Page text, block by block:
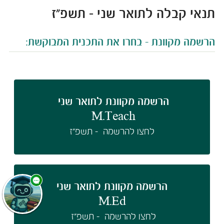
תנאי קבלה לתואר שני - תשפ"ז
​​​​​​​​​​​הרשמה מקוונת - בחרו את התכנית המבוקשת:
הרשמה מקוונת לתואר שני
M.Teach​​​​
לחצו להרשמה - תשפ"ז
הרשמה מקוונת לתואר שני​
M.Ed​​​
לחצו להרשמה - תשפ"ז